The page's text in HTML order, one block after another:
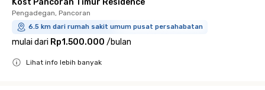
Kost Pancoran Timur Residence
Pengadegan, Pancoran
6.5 km dari rumah sakit umum pusat persahabatan
mulai dari Rp1.500.000 /bulan
Lihat info lebih banyak